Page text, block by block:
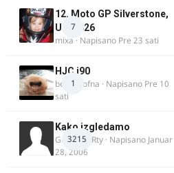
7
12. Moto GP Silverstone,
UK, 2026
mixa · Napisano Pre 23 sati
1
HJC i90
bobi_krofna · Napisano Pre 10
sati
3215
Kako izgledamo
Guest diRRty · Napisano Januar
28, 2006